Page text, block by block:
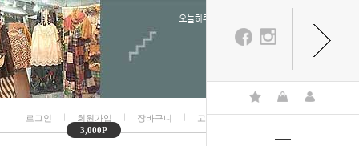
오늘하루 열지않음
로그인
회원가입
3,000P
장바구니 고객센터 ㅣ